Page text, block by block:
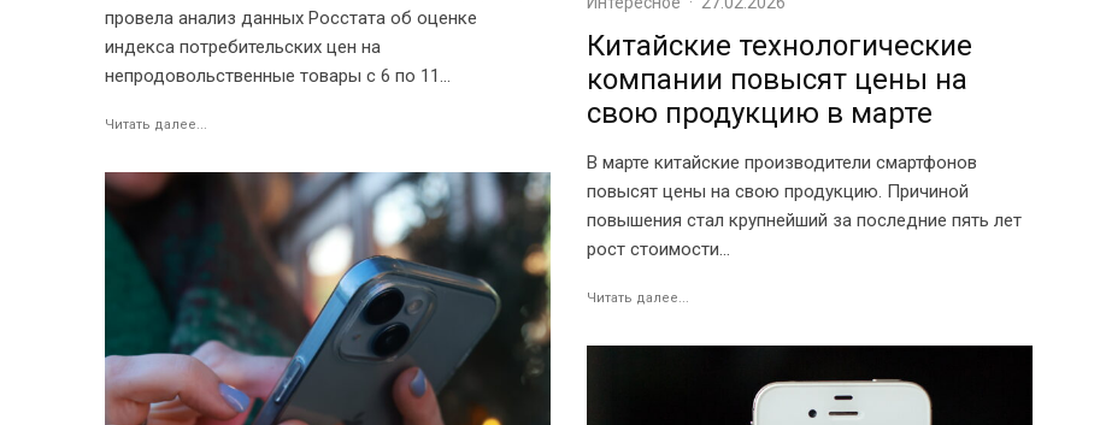
провела анализ данных Росстата об оценке
индекса потребительских цен на
непродовольственные товары с 6 по 11...
Читать далее...
Китайские технологические
компании повысят цены на
свою продукцию в марте
В марте китайские производители смартфонов
повысят цены на свою продукцию. Причиной
повышения стал крупнейший за последние пять лет
рост стоимости...
Читать далее...